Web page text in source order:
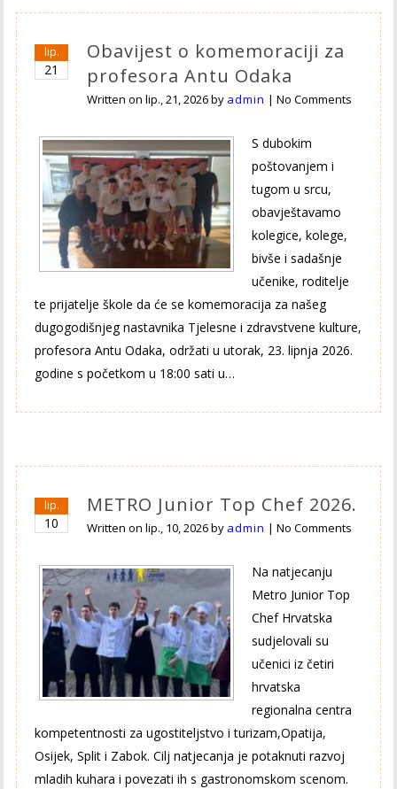
lip.
21
Obavijest o komemoraciji za
profesora Antu Odaka
Written onlip., 21, 2026by admin |No Comments
S dubokim
poštovanjem i
tugom u srcu,
obavještavamo
kolegice, kolege,
bivše i sadašnje
učenike, roditelje
te prijatelje škole da će se komemoracija za našeg
dugogodišnjeg nastavnika Tjelesne i zdravstvene kulture,
profesora Antu Odaka, održati u utorak, 23. lipnja 2026.
godine s početkom u 18:00 sati u…
lip.
10
METRO Junior Top Chef 2026.
Written onlip., 10, 2026by admin |No Comments
Na natjecanju
Metro Junior Top
Chef Hrvatska
sudjelovali su
učenici iz četiri
hrvatska
regionalna centra
kompetentnosti za ugostiteljstvo i turizam,Opatija,
Osijek, Split i Zabok. Cilj natjecanja je potaknuti razvoj
mladih kuhara i povezati ih s gastronomskom scenom.